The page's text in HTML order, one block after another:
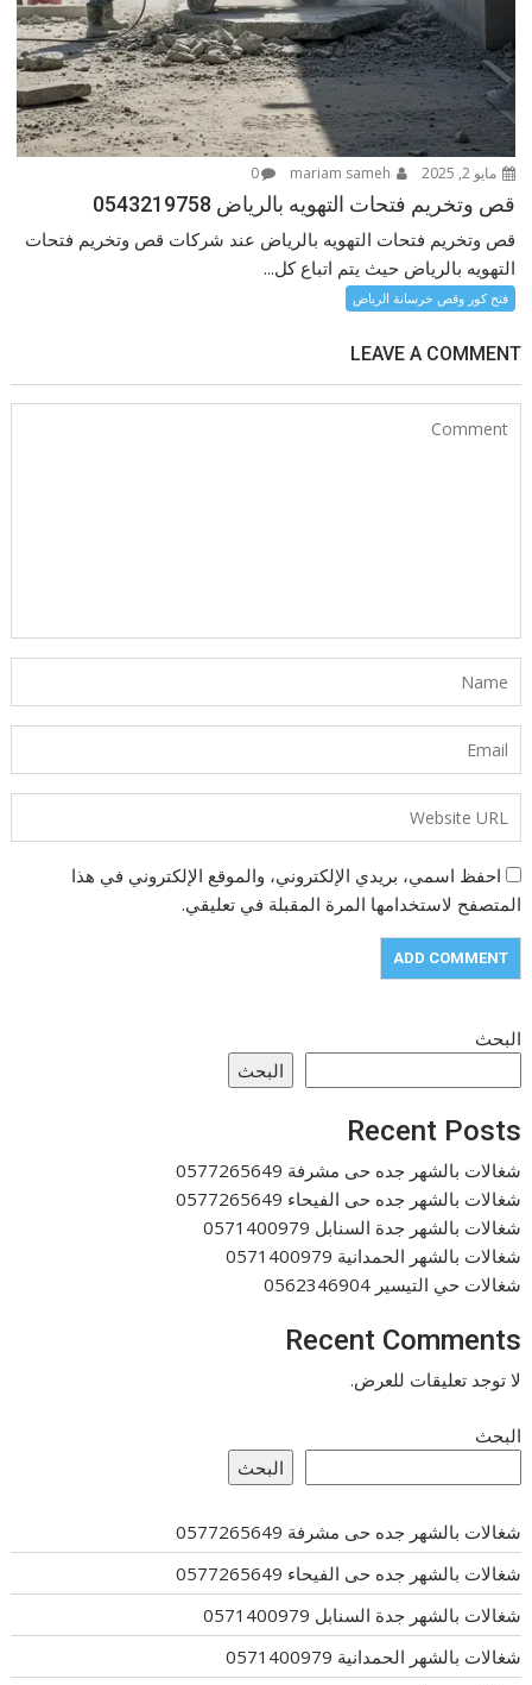
مايو 2, 2025 0
قص وتخريم فتحات التهويه بالرياض 0543219758
قص وتخريم فتحات التهويه بالرياض عند شركات قص وتخريم فتحات
التهويه بالرياض حيث يتم اتباع كل...
فتح كور وقص خرسانة الرياض
LEAVE A COMMENT
احفظ اسمي، بريدي الإلكتروني، والموقع الإلكتروني في هذا
المتصفح لاستخدامها المرة المقبلة في تعليقي.
البحث
البحث
Recent Posts
شغالات بالشهر جده حى مشرفة 0577265649
شغالات بالشهر جده حى الفيحاء 0577265649
شغالات بالشهر جدة السنابل 0571400979
شغالات بالشهر الحمدانية 0571400979
شغالات حي التيسير 0562346904
Recent Comments
لا توجد تعليقات للعرض.
البحث
البحث
شغالات بالشهر جده حى مشرفة 0577265649
شغالات بالشهر جده حى الفيحاء 0577265649
شغالات بالشهر جدة السنابل 0571400979
شغالات بالشهر الحمدانية 0571400979